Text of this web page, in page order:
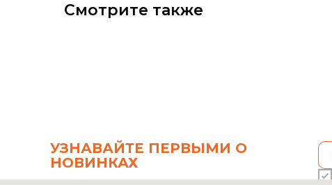
Смотрите также
УЗНАВАЙТЕ ПЕРВЫМИ О
НОВИНКАХ